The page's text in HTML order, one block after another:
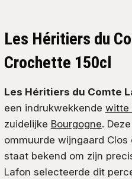
Les Héritiers du
Crochette 150cl
Les Héritiers du Comte
een indrukwekkende witte
zuidelijke Bourgogne.
ommuurde wijngaard
staat bekend om zijn
Lafon selecteerde dit